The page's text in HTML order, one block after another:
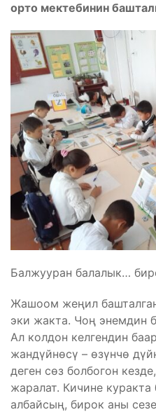
орто мектебинин
Балжууран балалык…
Жашоом жеңил
эки жакта. Чоң энемдин
Ал колдон келгендин
жандүйнөсү – өзүнчө
деген сөз болбогон
жаралат. Кичине куракта
албайсың, бирок аны